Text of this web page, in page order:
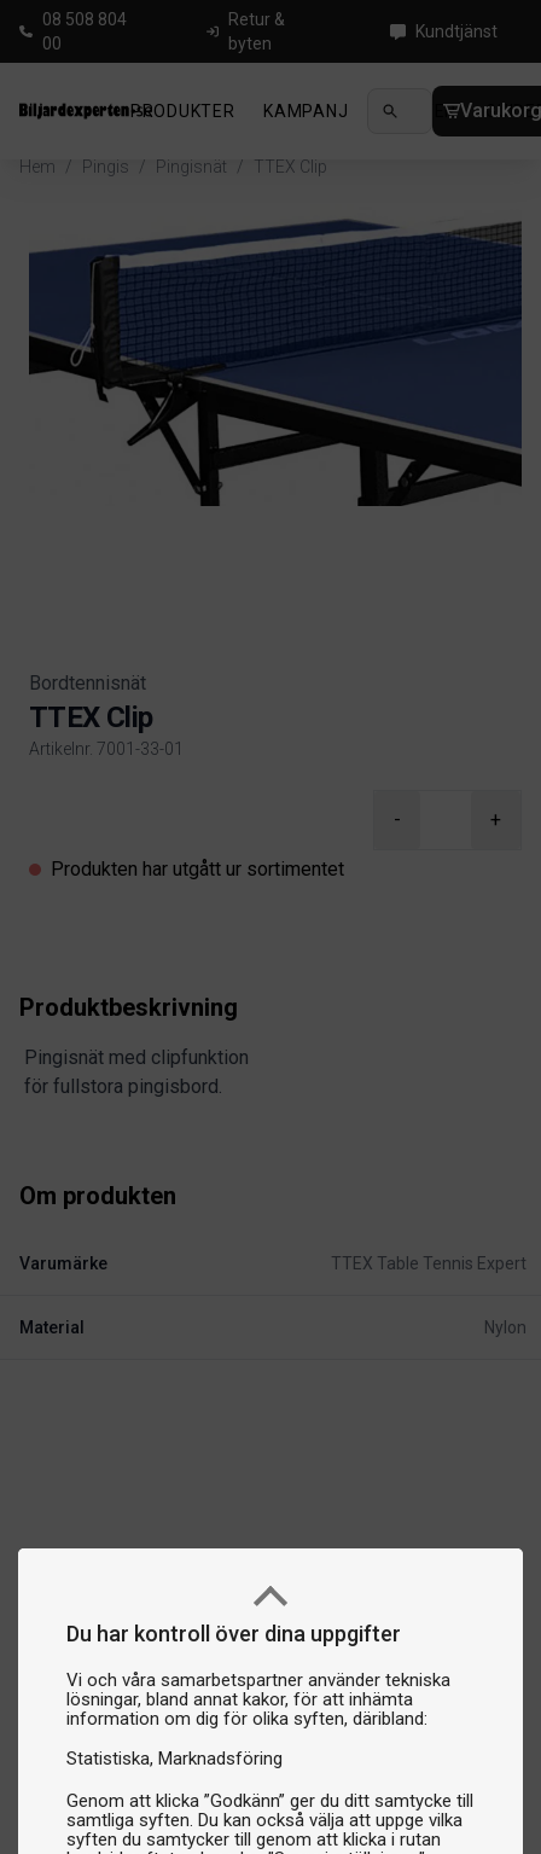
Du har kontroll över dina uppgifter
Vi och våra samarbetspartner använder tekniska
lösningar, bland annat kakor, för att inhämta
information om dig för olika syften, däribland:
Statistiska Marknadsföring
Genom att klicka ”Godkänn” ger du ditt samtycke till
samtliga syften. Du kan också välja att uppge vilka
syften du samtycker till genom att klicka i rutan
08 508 804
00
Retur &
byten
Kundtjänst
PRODUKTER KAMPANJ NYHETER
Hem / Pingis / Pingisnät / TTEX Clip
Bordtennisnät
TTEX Clip
Artikelnr. 7001-33-01
- +
Produkten har utgått ur sortimentet
Produktbeskrivning
Pingisnät med clipfunktion
för fullstora pingisbord.
Om produkten
Varumärke TTEX Table Tennis Expert
Material Nylon